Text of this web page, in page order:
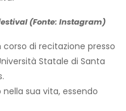
(Fonte: Instagram)
di recitazione presso
Statale di Santa
sua vita, essendo